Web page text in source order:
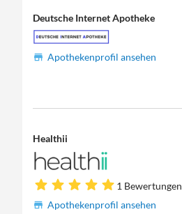
Deutsche Internet Apotheke
Apothekenprofil ansehen
Healthii
1 Bewertungen
Apothekenprofil ansehen